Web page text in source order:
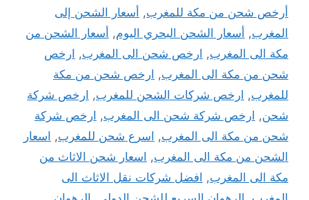
أرخص شحن من مكة للمغرب, أسعار الشحن إلى
المغرب, أسعار الشحن البحري اليوم, أسعار الشحن من
مكة الى المغرب, ارخص شحن الى المغرب, ارخص
شحن من مكة الى المغرب, ارخص شحن من مكة
للمغرب, ارخص شركات الشحن للمغرب, ارخص شركة
شحن, ارخص شركة شحن الى المغرب, ارخص شركة
شحن من مكة الى المغرب, اسرع شحن للمغرب, اسعار
الشحن من مكة الى المغرب, اسعار شحن الاثاث من
مكة الى المغرب, افضل شركات نقل الاثاث الى